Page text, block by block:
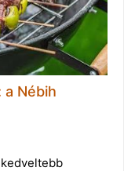
Nébih